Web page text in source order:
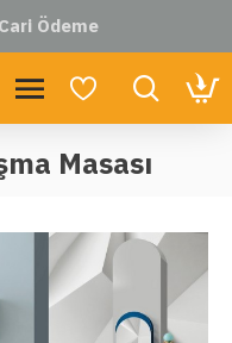
Cari Ödeme
Masası